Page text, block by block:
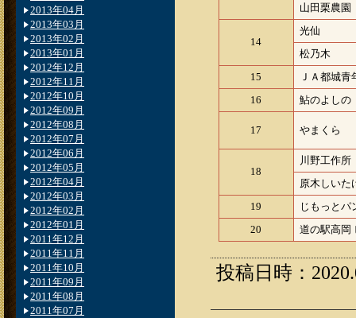
山田栗農園
14
光仙
松乃木
15
ＪＡ都城
16
鮎のよしの
17 やまくら
18
川野工作所
原木しい
19
じもっと
20
道の駅高岡
投稿日時：
2013年04月
2013年03月
2013年02月
2013年01月
2012年12月
2012年11月
2012年10月
2012年09月
2012年08月
2012年07月
2012年06月
2012年05月
2012年04月
2012年03月
2012年02月
2012年01月
2011年12月
2011年11月
2011年10月
2011年09月
2011年08月
2011年07月